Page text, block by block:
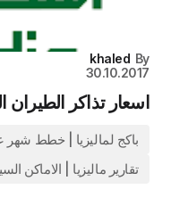
By
khaled
30.10.2017
اسعار تذاكر الطيران
باكج لماليزيا | خطط
تقارير ماليزيا | الاماكن